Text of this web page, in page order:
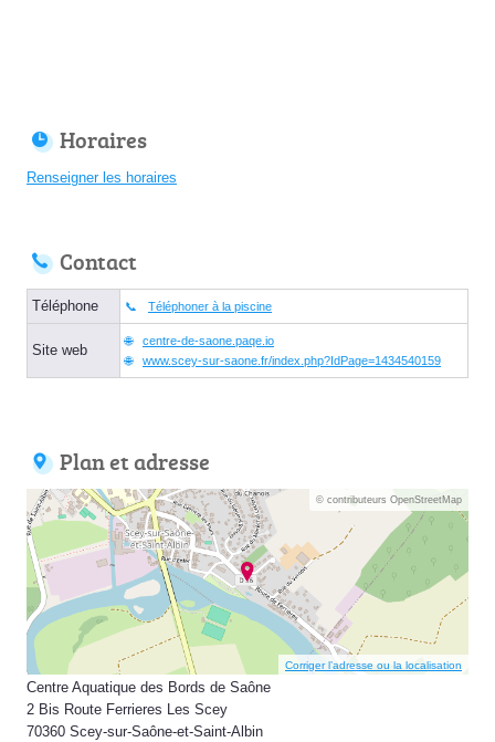
Horaires
Renseigner les horaires
Contact
Téléphone Téléphoner à la piscine
Site web
centre-de-saone.paqe.io
www.scey-sur-saone.fr/index.php?IdPage=1434540159
Plan et adresse
© contributeurs OpenStreetMap
Corriger l’adresse ou la localisation
Centre Aquatique des Bords de Saône
2 Bis Route Ferrieres Les Scey
70360 Scey-sur-Saône-et-Saint-Albin